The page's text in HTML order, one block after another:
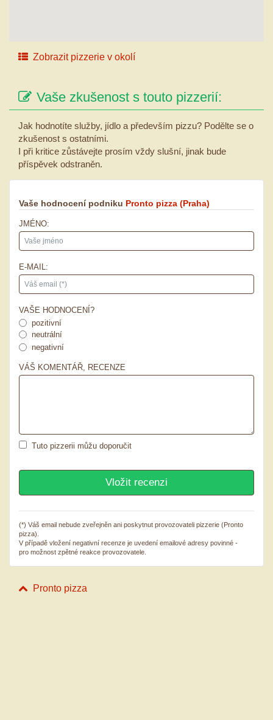
Zobrazit pizzerie v okolí
Vaše zkušenost s touto pizzerií:
Jak hodnotíte služby, jídlo a především pizzu? Podělte se o
zkušenost s ostatními.
I při kritice zůstávejte prosím vždy slušní, jinak bude
příspěvek odstraněn.
Vaše hodnocení podniku Pronto pizza (Praha)
JMÉNO:
E-MAIL:
VAŠE HODNOCENÍ?
pozitivní
neutrální
negativní
VÁŠ KOMENTÁŘ, RECENZE
Tuto pizzerii můžu doporučit
(*) Váš email nebude zveřejněn ani poskytnut provozovateli pizzerie (Pronto
pizza).
V případě vložení negativní recenze je uvedení emailové adresy povinné -
pro možnost zpětné reakce provozovatele.
Pronto pizza